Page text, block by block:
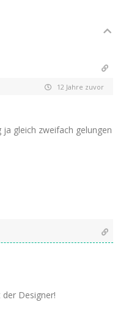
12 Jahre zuvor
gleich zweifach gelungen
Designer!